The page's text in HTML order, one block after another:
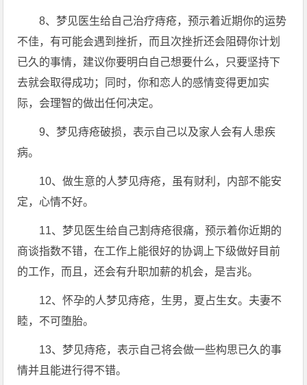
8、梦见医生给自己治疗痔疮，预示着近期你的运势
不佳，有可能会遇到挫折，而且次挫折还会阻碍你计划
已久的事情，建议你要明白自己想要什么，只要坚持下
去就会取得成功；同时，你和恋人的感情变得更加实
际，会理智的做出任何决定。
9、梦见痔疮破损，表示自己以及家人会有人患疾
病。
10、做生意的人梦见痔疮，虽有财利，内部不能安
定，心情不好。
11、梦见医生给自己割痔疮很痛，预示着你近期的
商谈指数不错，在工作上能很好的协调上下级做好目前
的工作，而且，还会有升职加薪的机会，是吉兆。
12、怀孕的人梦见痔疮，生男，夏占生女。夫妻不
睦，不可堕胎。
13、梦见痔疮，表示自己将会做一些构思已久的事
情并且能进行得不错。